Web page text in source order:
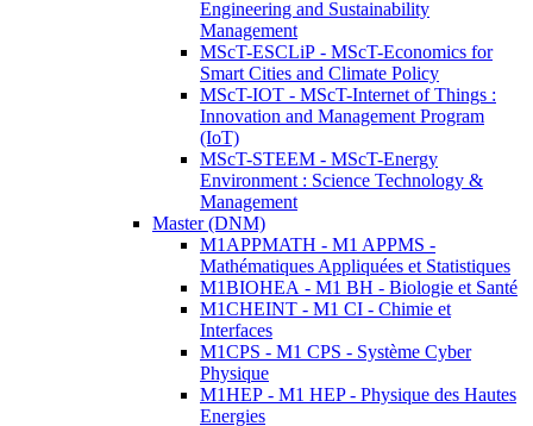
Engineering and Sustainability
Management
MScT-ESCLiP - MScT-Economics for
Smart Cities and Climate Policy
MScT-IOT - MScT-Internet of Things :
Innovation and Management Program
(IoT)
MScT-STEEM - MScT-Energy
Environment : Science Technology &
Management
Master (DNM)
M1APPMATH - M1 APPMS -
Mathématiques Appliquées et Statistiques
M1BIOHEA - M1 BH - Biologie et Santé
M1CHEINT - M1 CI - Chimie et
Interfaces
M1CPS - M1 CPS - Système Cyber
Physique
M1HEP - M1 HEP - Physique des Hautes
Energies